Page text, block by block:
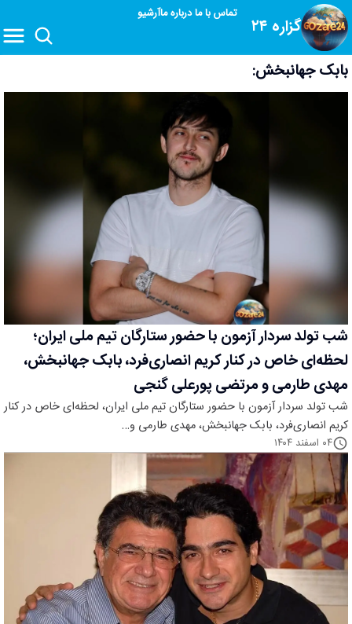
گزاره ۲۴
تماس با مادرباره ماآرشیو
بابک جهانبخش:
شب تولد سردار آزمون با حضور ستارگان تیم ملی ایران؛
لحظه‌ای خاص در کنار کریم انصاری‌فرد، بابک جهانبخش،
مهدی طارمی و مرتضی پورعلی گنجی
شب تولد سردار آزمون با حضور ستارگان تیم ملی ایران، لحظه‌ای خاص در کنار
کریم انصاری‌فرد، بابک جهانبخش، مهدی طارمی و…
۰۴ اسفند ۱۴۰۴